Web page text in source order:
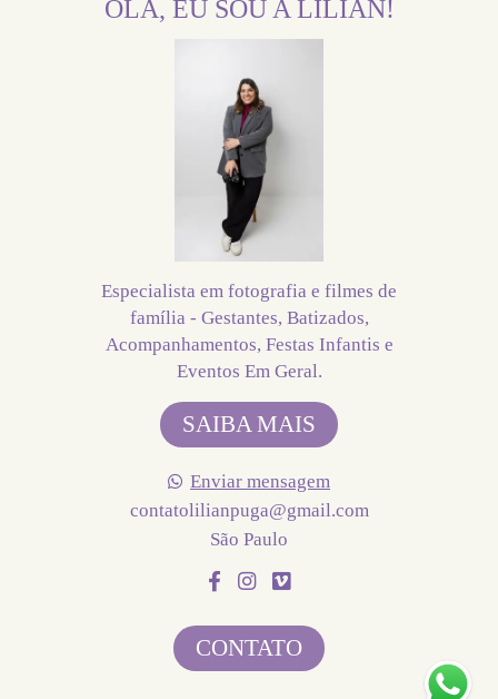
OLÁ, EU SOU A LILIAN!
Especialista em fotografia e filmes de
família - Gestantes, Batizados,
Acompanhamentos, Festas Infantis e
Eventos Em Geral.
SAIBA MAIS
Enviar mensagem
contatolilianpuga@gmail.com
São Paulo
CONTATO